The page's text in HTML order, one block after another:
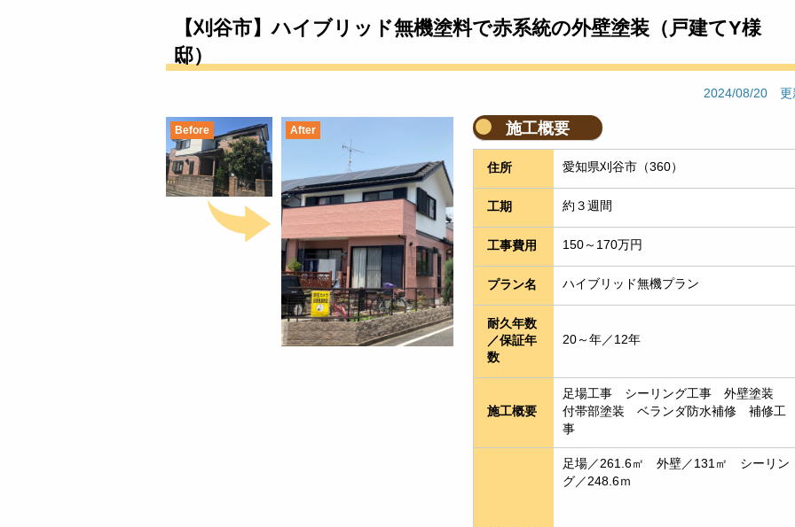
【刈谷市】ハイブリッド無機塗料で赤系統の外壁塗装（戸建てY様
邸）
2024/08/20 更
Before After 施工概要
住所 愛知県刈谷市（360）
工期 約３週間
工事費用 150～170万円
プラン名 ハイブリッド無機プラン
耐久年数
／保証年
数
20～年／12年
施工概要
足場工事　シーリング工事　外壁塗装
付帯部塗装　ベランダ防水補修　補修工
事
足場／261.6㎡　外壁／131㎡　シーリン
グ／248.6ｍ